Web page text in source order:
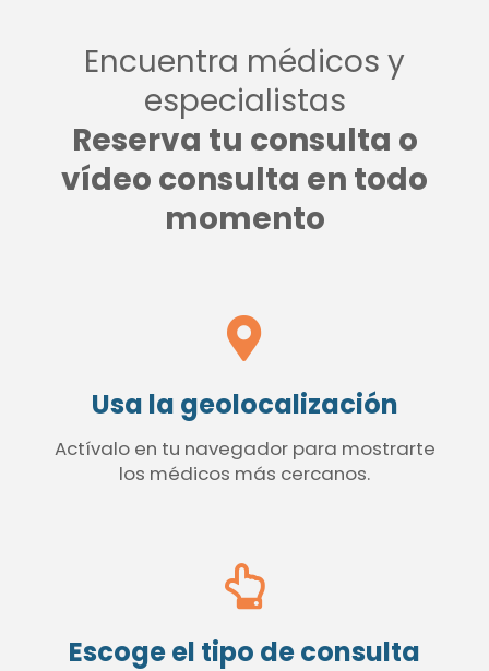
Encuentra médicos y
especialistas
Reserva tu consulta o
vídeo consulta en todo
momento
Usa la geolocalización
Actívalo en tu navegador para mostrarte
los médicos más cercanos.
Escoge el tipo de consulta